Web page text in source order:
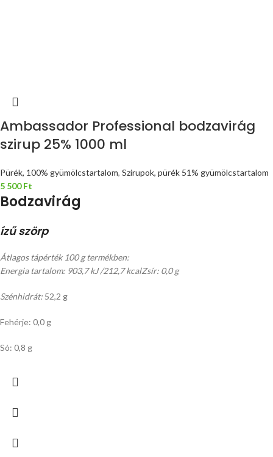
Ambassador Professional bodzavirág
szirup 25% 1000 ml
Pürék, 100% gyümölcstartalom, Szirupok, pürék 51% gyümölcstartalom
5 500Ft
Bodzavirág
ízű szörp
Átlagos tápérték 100 g termékben:
Energia tartalom: 903,7 kJ /212,7 kcalZsír: 0,0 g
Szénhidrát: 52,2 g
Fehérje: 0,0 g
Só: 0,8 g